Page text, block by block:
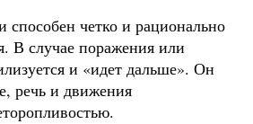
способен четко и рационально
В случае поражения или
и «идет дальше». Он
речь и движения